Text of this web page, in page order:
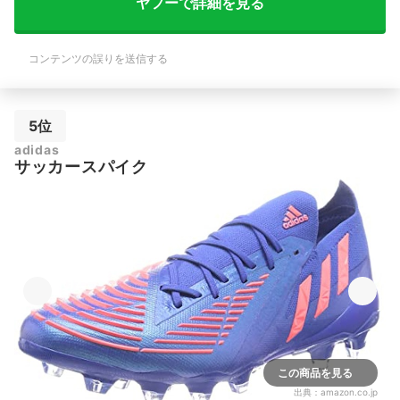
コンテンツの誤りを送信する
5位
adidas
サッカースパイク
この商品を見る
出典： amazon.co.jp